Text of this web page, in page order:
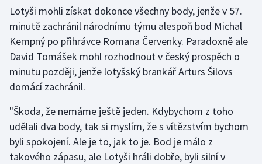
Ragby
Rychlobruslení
Rychlostní kanoistika
Sportovní střelba
Stolní tenis
Lotyši mohli získat dokonce všechny body, jenže v 57.
minutě zachránil národnímu týmu alespoň bod Michal
Kempný po přihrávce Romana Červenky. Paradoxně ale
David Tomášek mohl rozhodnout v český prospěch o
minutu později, jenže lotyšský brankář Arturs Šilovs
domácí zachránil.
"Škoda, že nemáme ještě jeden. Kdybychom z toho
udělali dva body, tak si myslím, že s vítězstvím bychom
byli spokojení. Ale je to, jak to je. Bod je málo z
takového zápasu, ale Lotyši hráli dobře, byli silní v